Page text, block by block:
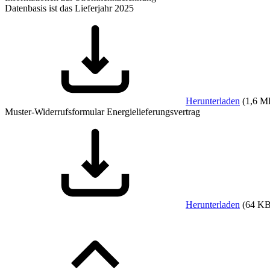
Datenbasis ist das Lieferjahr 2025
Herunterladen (1,6
Muster-Widerrufsformular Energielieferungsvertrag
Herunterladen (64 KB